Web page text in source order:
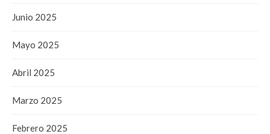
Junio 2025
Mayo 2025
Abril 2025
Marzo 2025
Febrero 2025